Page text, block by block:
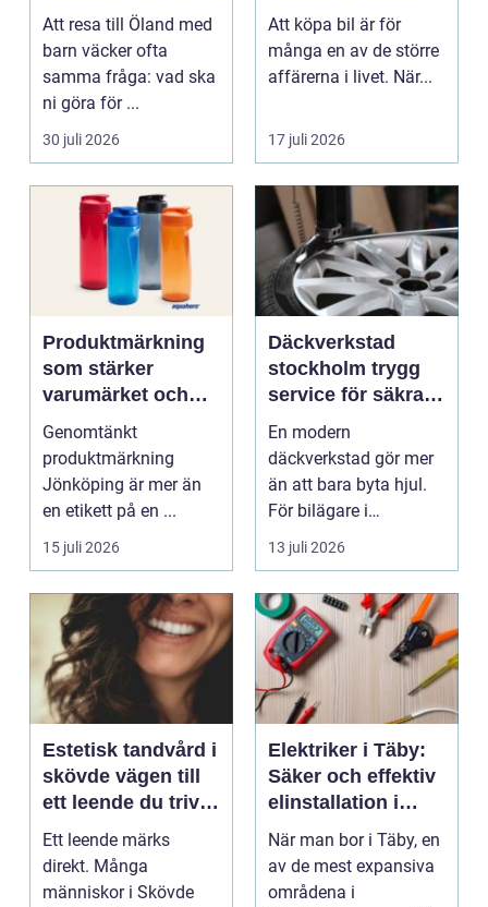
hela familjen
Att resa till Öland med
barn väcker ofta
samma fråga: vad ska
ni göra för ...
30 juli 2026
vardag
Att köpa bil är för
många en av de större
affärerna i livet. När...
17 juli 2026
Produktmärkning
som stärker
varumärket och
förenklar vardagen
Genomtänkt
produktmärkning
Jönköping är mer än
en etikett på en ...
15 juli 2026
Däckverkstad
stockholm trygg
service för säkra
mil året runt
En modern
däckverkstad gör mer
än att bara byta hjul.
För bilägare i
Stockholm handlar
valet av däck...
13 juli 2026
Estetisk tandvård i
skövde vägen till
ett leende du trivs
med
Ett leende märks
direkt. Många
människor i Skövde
Elektriker i Täby:
Säker och effektiv
elinstallation i
norrort
När man bor i Täby, en
av de mest expansiva
områdena i